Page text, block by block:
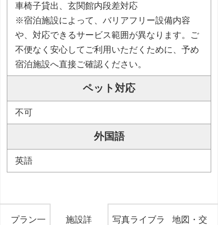
車椅子貸出、玄関館内段差対応
※宿泊施設によって、バリアフリー設備内容
や、対応できるサービス範囲が異なります。ご
不便なく安心してご利用いただくために、予め
宿泊施設へ直接ご確認ください。
ペット対応
不可
外国語
英語
プラン一
施設詳
写真ライブラ
地図・交